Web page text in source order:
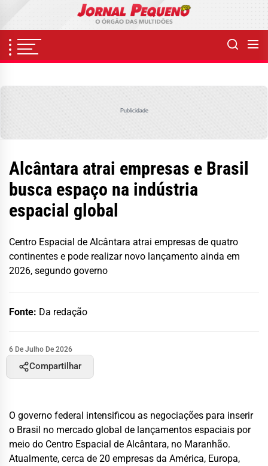
content
Publicidade
Alcântara atrai empresas e Brasil
busca espaço na indústria
espacial global
Centro Espacial de Alcântara atrai empresas de quatro
continentes e pode realizar novo lançamento ainda em
2026, segundo governo
Fonte: Da redação
6 De Julho De 2026
Compartilhar
O governo federal intensificou as negociações para inserir
o Brasil no mercado global de lançamentos espaciais por
meio do Centro Espacial de Alcântara, no Maranhão.
Atualmente, cerca de 20 empresas da América, Europa,